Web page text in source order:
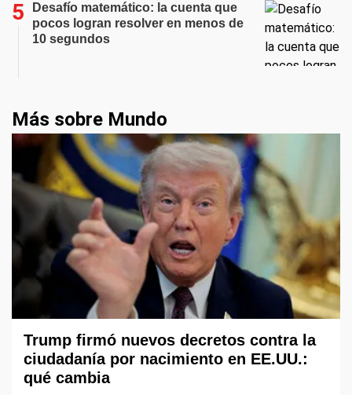
Desafío matemático: la cuenta que
pocos logran resolver en menos de
10 segundos
Más sobre Mundo
Trump firmó nuevos decretos contra la
ciudadanía por nacimiento en EE.UU.:
qué cambia